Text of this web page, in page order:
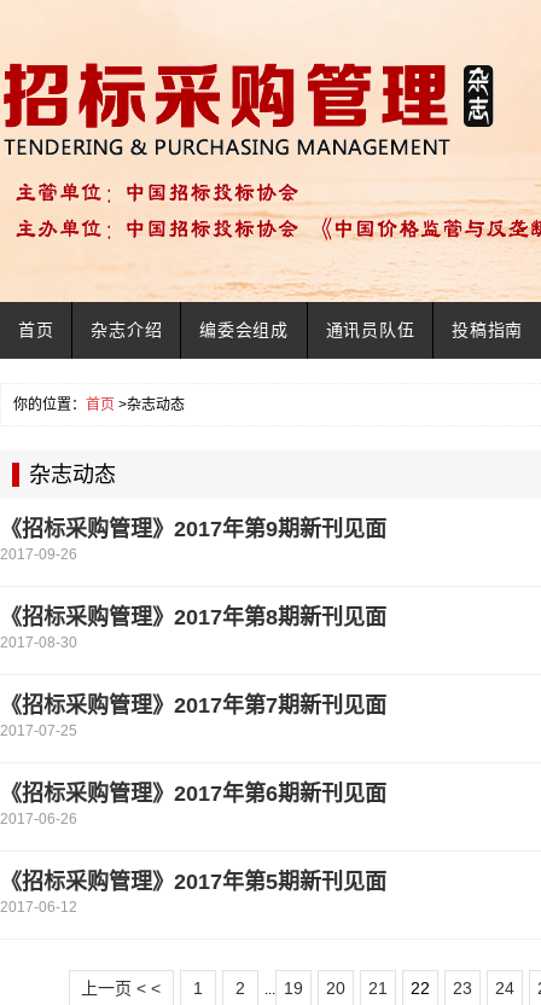
首页 杂志介绍 编委会组成 通讯员队伍 投稿指南
你的位置： 首页 >杂志动态
杂志动态
《招标采购管理》2017年第9期新刊见面
2017-09-26
《招标采购管理》2017年第8期新刊见面
2017-08-30
《招标采购管理》2017年第7期新刊见面
2017-07-25
《招标采购管理》2017年第6期新刊见面
2017-06-26
《招标采购管理》2017年第5期新刊见面
2017-06-12
上一页 < < 1 2 ... 19 20 21 22 23 24